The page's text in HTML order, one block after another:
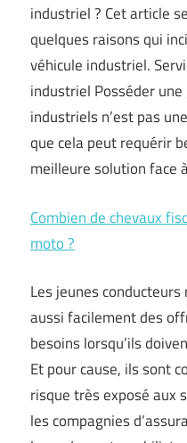
industriel ? Cet article
quelques raisons qui
véhicule industriel.
industriel Posséder
industriels n’est pas
que cela peut requérir
meilleure solution
Combien de chevaux
moto ?
Les jeunes
aussi facilement des
besoins lorsqu’ils
Et pour cause, ils sont
risque très exposé aux
les compagnies